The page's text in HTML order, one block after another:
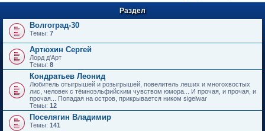
Раздел
Волгоград-30
Темы: 7
Артюхин Сергей
Лорд д'Арт
Темы: 8
Кондратьев Леонид
Любитель отыгрышей и розыгрышей, повелитель леших и многохвостых
лис, человек с тёмноэльфийским чувством юмора... И прочая, и прочая, и
прочая... Попадая на остров, прикрывается ником sigelwar
Темы: 12
Поселягин Владимир
Темы: 141